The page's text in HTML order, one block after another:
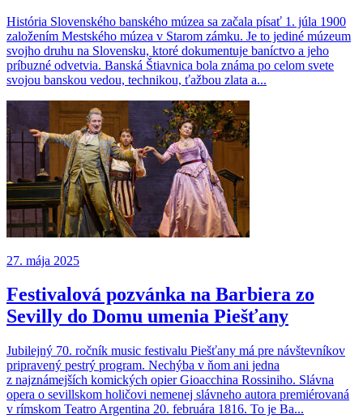
História Slovenského banského múzea sa začala písať 1. júla 1900
založením Mestského múzea v Starom zámku. Je to jediné múzeum
svojho druhu na Slovensku, ktoré dokumentuje baníctvo a jeho
príbuzné odvetvia. Banská Štiavnica bola známa po celom svete
svojou banskou vedou, technikou, ťažbou zlata a...
27. mája 2025
Festivalová pozvánka na Barbiera zo
Sevilly do Domu umenia Piešťany
Jubilejný 70. ročník music festivalu Piešťany má pre návštevníkov
pripravený pestrý program. Nechýba v ňom ani jedna
z najznámejších komických opier Gioacchina Rossiniho. Slávna
opera o sevillskom holičovi nemenej slávneho autora premiérovaná
v rímskom Teatro Argentina 20. februára 1816. To je Ba...